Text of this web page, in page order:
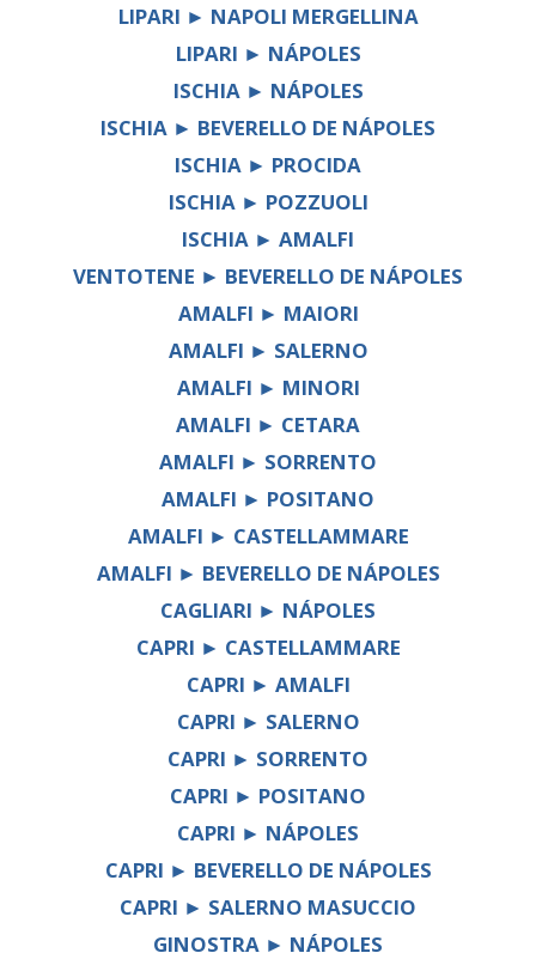
LIPARI ► NAPOLI MERGELLINA
LIPARI ► NÁPOLES
ISCHIA ► NÁPOLES
ISCHIA ► BEVERELLO DE NÁPOLES
ISCHIA ► PROCIDA
ISCHIA ► POZZUOLI
ISCHIA ► AMALFI
VENTOTENE ► BEVERELLO DE NÁPOLES
AMALFI ► MAIORI
AMALFI ► SALERNO
AMALFI ► MINORI
AMALFI ► CETARA
AMALFI ► SORRENTO
AMALFI ► POSITANO
AMALFI ► CASTELLAMMARE
AMALFI ► BEVERELLO DE NÁPOLES
CAGLIARI ► NÁPOLES
CAPRI ► CASTELLAMMARE
CAPRI ► AMALFI
CAPRI ► SALERNO
CAPRI ► SORRENTO
CAPRI ► POSITANO
CAPRI ► NÁPOLES
CAPRI ► BEVERELLO DE NÁPOLES
CAPRI ► SALERNO MASUCCIO
GINOSTRA ► NÁPOLES